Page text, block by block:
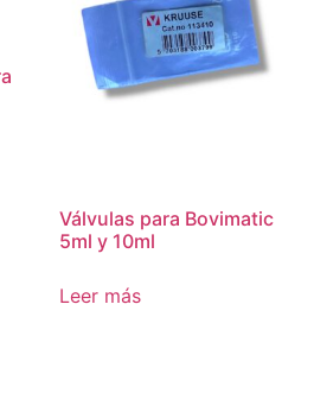
Válvulas para Bovimatic
5ml y 10ml
Leer más